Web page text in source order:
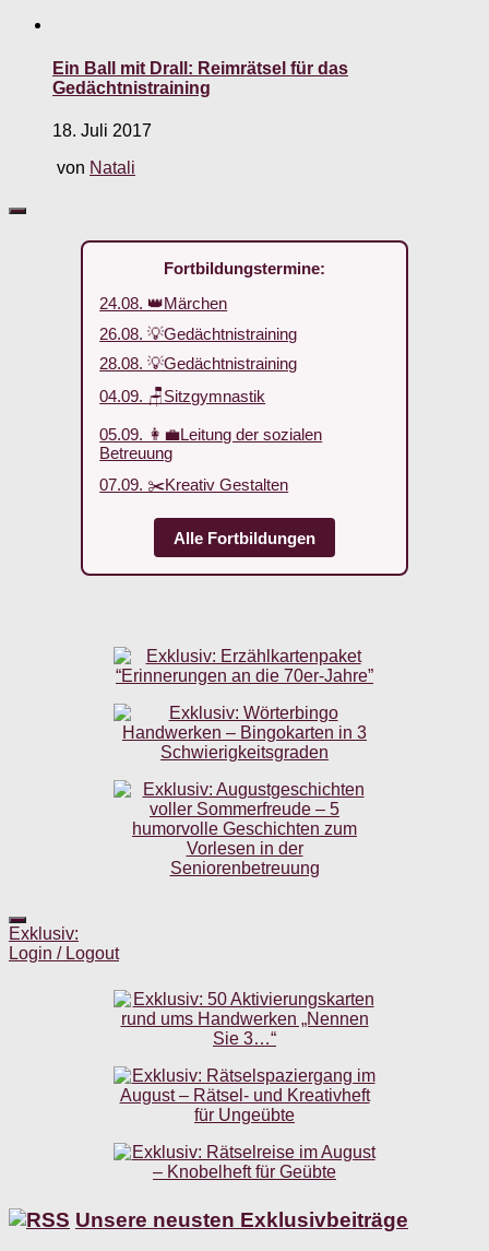
Ein Ball mit Drall: Reimrätsel für das
Gedächtnistraining
18. Juli 2017
von Natali
Fortbildungstermine:
24.08. 👑Märchen
26.08. 💡Gedächtnistraining
28.08. 💡Gedächtnistraining
04.09. 🪑Sitzgymnastik
05.09. 👩‍💼Leitung der sozialen
Betreuung
07.09. ✂️Kreativ Gestalten
Alle Fortbildungen
Exklusiv:
Login / Logout
Unsere neusten Exklusivbeiträge